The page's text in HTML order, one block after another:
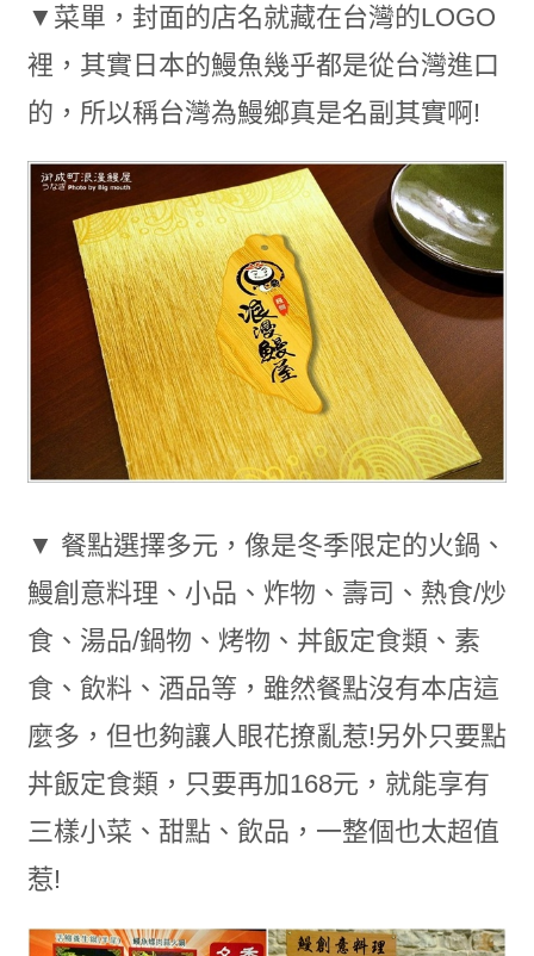
▼菜單，封面的店名就藏在台灣的LOGO
裡，其實日本的鰻魚幾乎都是從台灣進口
的，所以稱台灣為鰻鄉真是名副其實啊!
▼ 餐點選擇多元，像是冬季限定的火鍋、
鰻創意料理、小品、炸物、壽司、熱食/炒
食、湯品/鍋物、烤物、丼飯定食類、素
食、飲料、酒品等，雖然餐點沒有本店這
麼多，但也夠讓人眼花撩亂惹!另外只要點
丼飯定食類，只要再加168元，就能享有
三樣小菜、甜點、飲品，一整個也太超值
惹!